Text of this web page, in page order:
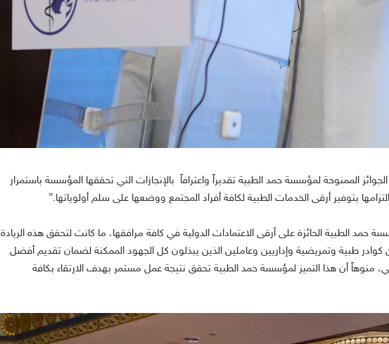
الجوائز الممنوحة لمؤسسة حمد الطبية تقديراً واعترافاً بالإنجازات التي تحققها المؤسسة باستمرار
التزامها بتوفير أرقى الخدمات الطبية لكافة أفراد المجتمع ووضعها على سلم أولوياتها.”
حمد الطبية الحائزة على أرقى الاعتمادات الدولية في كافة مرافقها، ما كانت لتحقق هذه الريادة
كوادر طبية وتمريضية وإداريين وعاملين الذين يبذلون كل الجهود الممكنة لضمان تقديم أفضل
منوهاً أن هذا التميز لمؤسسة حمد الطبية تحقق نتيجة عمل مستمر بهدف الارتقاء بكافة